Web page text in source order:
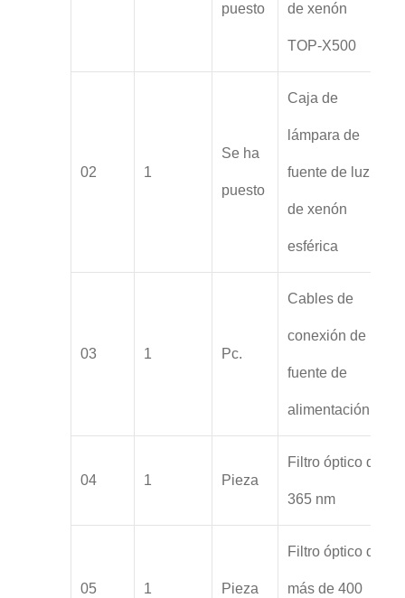
puesto de xenón
TOP-X500
02 1
Se ha
puesto
Caja de
lámpara de
fuente de luz
de xenón
esférica
03 1 Pc.
Cables de
conexión de
fuente de
alimentación
04 1 Pieza
Filtro óptico de
365 nm
05 1 Pieza
Filtro óptico de
más de 400